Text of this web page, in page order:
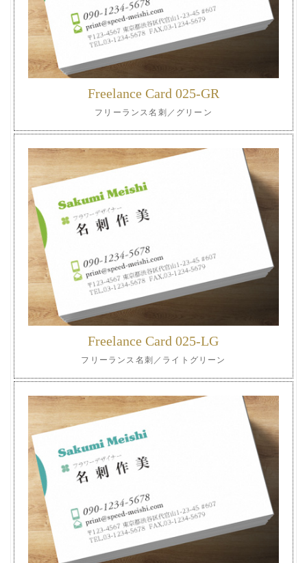
Freelance Card 025-GR
フリーランス名刺／グリーン
Freelance Card 025-LG
フリーランス名刺／ライトグリーン